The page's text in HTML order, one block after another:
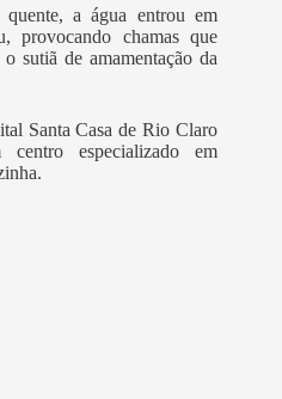
a água entrou em
provocando chamas que
sutiã de amamentação da
Santa Casa de Rio Claro
especializado em